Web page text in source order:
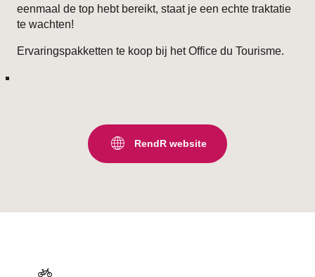
eenmaal de top hebt bereikt, staat je een echte traktatie
te wachten!
Ervaringspakketten te koop bij het Office du Tourisme.
RendR website